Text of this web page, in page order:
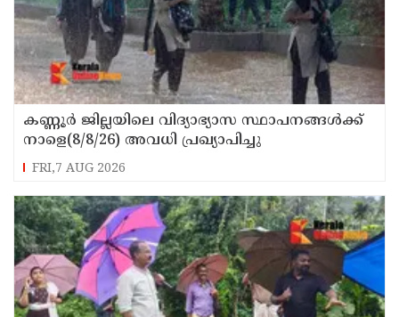
കണ്ണൂർ ജില്ലയിലെ വിദ്യാഭ്യാസ സ്ഥാപനങ്ങള്‍ക്ക്
നാളെ(8/8/26) അവധി പ്രഖ്യാപിച്ചു
FRI,7 AUG 2026